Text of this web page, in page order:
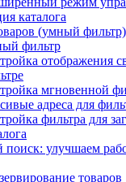
каталога
(умный фильтр)
фильтр
отображения
мгновенной
адреса для
фильтра для
улучшаем
товаров